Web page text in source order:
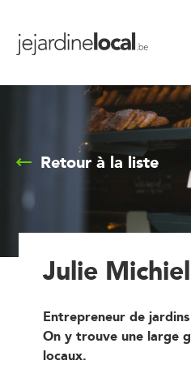
Retour à la liste
Julie
Entrepreneur de jardins
On y trouve une large
locaux.